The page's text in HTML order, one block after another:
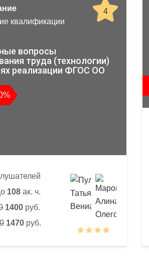
4
квалификации
вопросы
труда (технологии)
реализации ФГОС ОО
108 ак. ч.
1400 руб.
1470 руб.